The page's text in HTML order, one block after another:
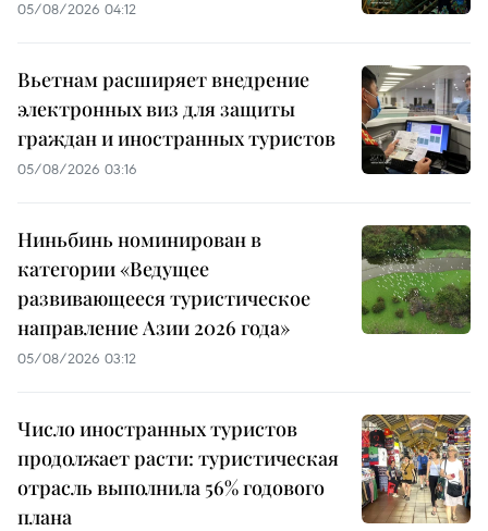
05/08/2026 04:12
Вьетнам расширяет внедрение
электронных виз для защиты
граждан и иностранных туристов
05/08/2026 03:16
Ниньбинь номинирован в
категории «Ведущее
развивающееся туристическое
направление Азии 2026 года»
05/08/2026 03:12
Число иностранных туристов
продолжает расти: туристическая
отрасль выполнила 56% годового
плана